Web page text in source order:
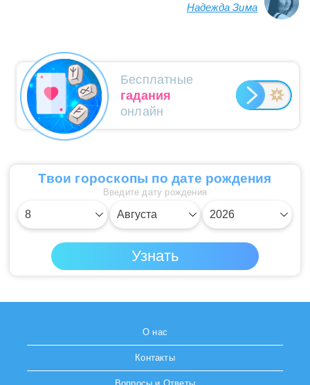
Надежда Зима
Бесплатные
гадания
онлайн
Твои гороскопы по дате рождения
Введите дату рождения
О нас
Контакты